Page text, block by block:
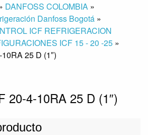
DANFOSS COLOMBIA »
Danfoss Bogotá »
ICF REFRIGERACION
ICF 15 - 20 -25 »
25 D (1″)
20-4-10RA 25 D (1″)